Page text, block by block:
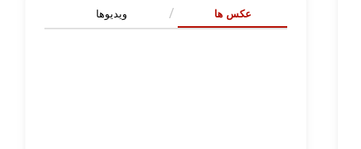
عکس ها ویدیوها